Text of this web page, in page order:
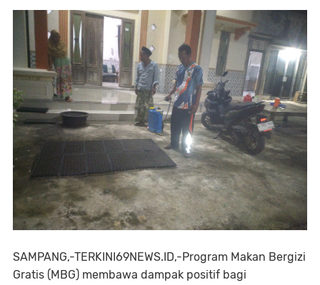
SAMPANG,-TERKINI69NEWS.ID,-Program Makan Bergizi
Gratis (MBG) membawa dampak positif bagi